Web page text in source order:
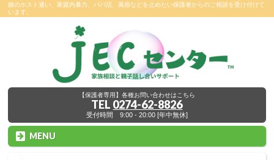
娘のホスト通い、家庭内暴力、パパ活、風俗などを止めたい保護者からのご相談を受け付けて
います。
【保護者専用】各種お問い合わせはこちら
TEL 0274-62-8826
受付時間 9:00 - 20:00 [年中無休]
MENU